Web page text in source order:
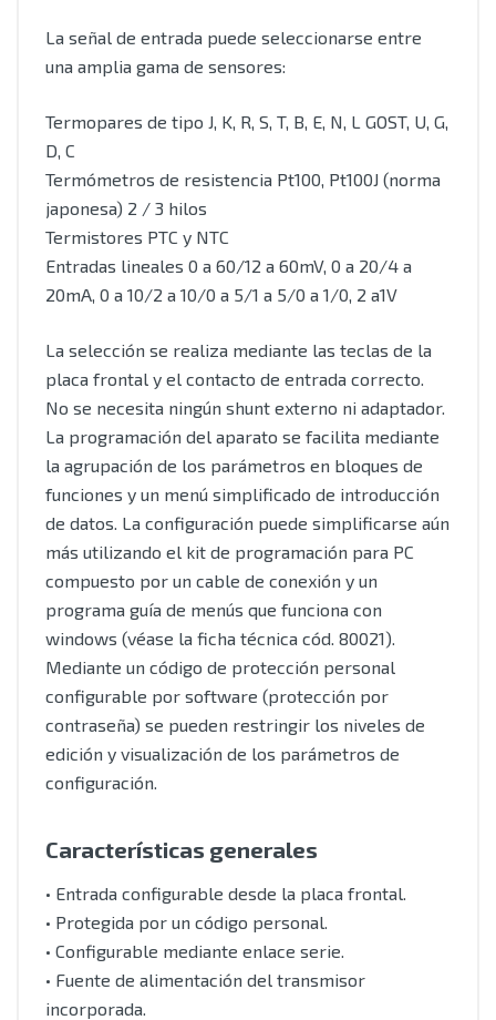
La señal de entrada puede seleccionarse entre
una amplia gama de sensores:
Termopares de tipo J, K, R, S, T, B, E, N, L GOST, U, G,
D, C
Termómetros de resistencia Pt100, Pt100J (norma
japonesa) 2 / 3 hilos
Termistores PTC y NTC
Entradas lineales 0 a 60/12 a 60mV, 0 a 20/4 a
20mA, 0 a 10/2 a 10/0 a 5/1 a 5/0 a 1/0, 2 a1V
La selección se realiza mediante las teclas de la
placa frontal y el contacto de entrada correcto.
No se necesita ningún shunt externo ni adaptador.
La programación del aparato se facilita mediante
la agrupación de los parámetros en bloques de
funciones y un menú simplificado de introducción
de datos. La configuración puede simplificarse aún
más utilizando el kit de programación para PC
compuesto por un cable de conexión y un
programa guía de menús que funciona con
windows (véase la ficha técnica cód. 80021).
Mediante un código de protección personal
configurable por software (protección por
contraseña) se pueden restringir los niveles de
edición y visualización de los parámetros de
configuración.
Características generales
• Entrada configurable desde la placa frontal.
• Protegida por un código personal.
• Configurable mediante enlace serie.
• Fuente de alimentación del transmisor
incorporada.